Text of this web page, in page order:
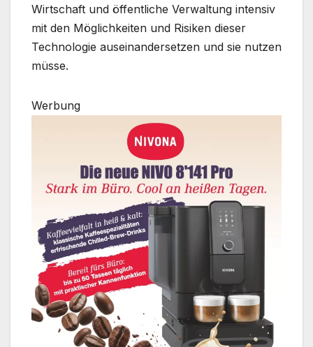
Wirtschaft und öffentliche Verwaltung intensiv
mit den Möglichkeiten und Risiken dieser
Technologie auseinandersetzen und sie nutzen
müsse.
Werbung